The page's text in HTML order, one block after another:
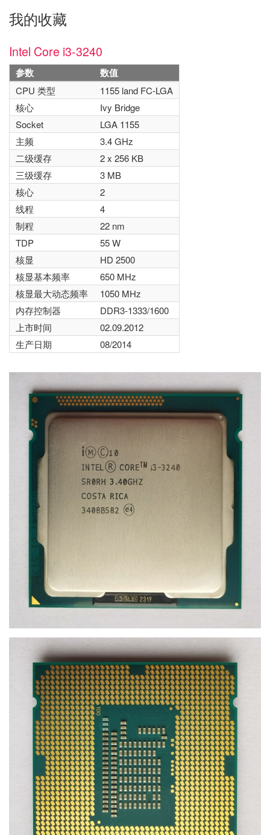
我的收藏
Intel Core i3-3240
参数 数值
CPU 类型
1155 land FC-LGA
核心
Ivy Bridge
Socket
LGA 1155
主频
3.4 GHz
二级缓存
2 x 256 KB
三级缓存
3 MB
核心
2
线程
4
制程
22 nm
TDP
55 W
核显
HD 2500
核显基本频率
650 MHz
核显最大动态频率
1050 MHz
内存控制器
DDR3-1333/1600
上市时间
02.09.2012
生产日期
08/2014